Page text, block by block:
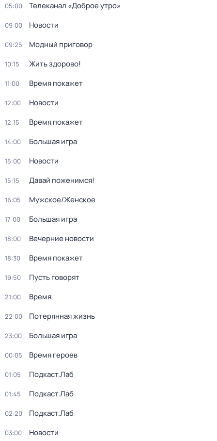
05:00 Телеканал «Доброе утро»
09:00 Новости
09:25 Модный приговор
10:15 Жить здорово!
11:00 Время покажет
12:00 Новости
12:15 Время покажет
14:00 Большая игра
15:00 Новости
15:15 Давай поженимся!
16:05 Мужское/Женское
17:00 Большая игра
18:00 Вечерние новости
18:30 Время покажет
19:50 Пусть говорят
21:00 Время
22:00 Потерянная жизнь
23:00 Большая игра
00:05 Время героев
01:05 Подкаст.Лаб
01:45 Подкаст.Лаб
02:20 Подкаст.Лаб
03:00 Новости